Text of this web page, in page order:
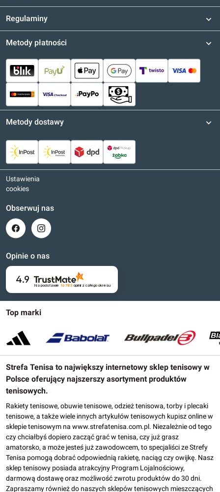
Regulaminy
Top marki
Strefa Tenisa to największy internetowy sklep tenisowy w
Polsce oferujący najszerszy asortyment produktów
tenisowych.
Rakiety tenisowe, obuwie tenisowe, odzież tenisowa, torby i plecaki
tenisowe, a także wiele innych artykułów tenisowych kupisz online w
sklepie tenisowym na www.strefatenisa.com.pl. Niezależnie od tego
czy chciałbyś dopiero zacząć grać w tenisa, czy już grasz
amatorsko, a może jesteś już zawodowcem, to specjaliści ze Strefy
Tenisa pomogą dobrać odpowiednią rakietę, naciąg czy owijkę. Nasz
sklep tenisowy posiada atrakcyjny Program Lojalnościowy,
darmową dostawę oraz możliwość zwrotu produktów do 30 dni.
Zapraszamy również do naszych sklepów tenisowych mieszczących
Metody płatności
Metody dostawy
Ustawienia
cookies
Obserwuj nas
Opinie o nas
4.9
Na podstawie 16 783 opinii z całego okresu